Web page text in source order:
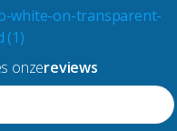
onzereviews